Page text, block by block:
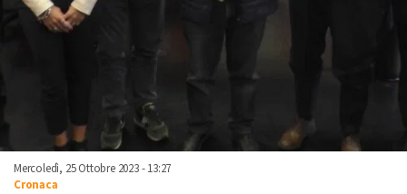
Mercoledì, 25 Ottobre 2023 - 13:27
Cronaca